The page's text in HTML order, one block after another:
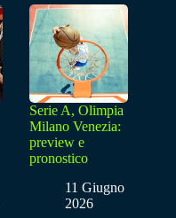
Serie A, Olimpia
Milano Venezia:
preview e
pronostico
11 Giugno
2026